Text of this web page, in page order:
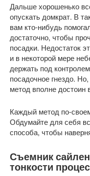
Дальше хорошенько
опускать домкрат. В
вам кто-нибудь
достаточно, чтобы
посадки. Недостаток
и в некоторой мере
держать под
посадочное гнездо. Но,
метод вполне достоин
Каждый метод по-
Обдумайте для себя
способа, чтобы
Съемник
тонкости